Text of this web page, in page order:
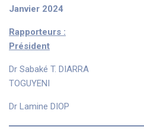
Janvier 2024
Rapporteurs :
Président
Dr Sabaké T.
TOGUYENI
Dr Lamine DIOP